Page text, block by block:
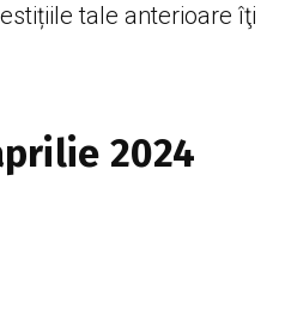
tale anterioare îţi
2024